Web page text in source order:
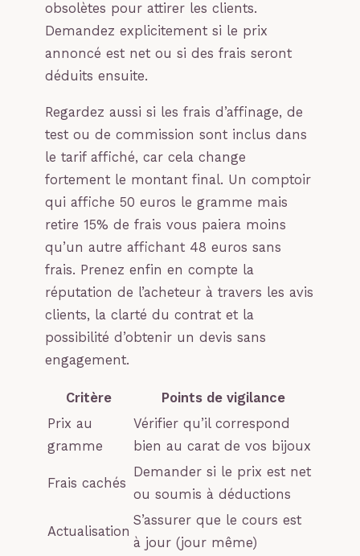
obsolètes pour attirer les clients.
Demandez explicitement si le prix
annoncé est net ou si des frais seront
déduits ensuite.
Regardez aussi si les frais d’affinage, de
test ou de commission sont inclus dans
le tarif affiché, car cela change
fortement le montant final. Un comptoir
qui affiche 50 euros le gramme mais
retire 15% de frais vous paiera moins
qu’un autre affichant 48 euros sans
frais. Prenez enfin en compte la
réputation de l’acheteur à travers les avis
clients, la clarté du contrat et la
possibilité d’obtenir un devis sans
engagement.
Critère
Points de vigilance
Prix au
gramme
Vérifier qu’il correspond
bien au carat de vos bijoux
Frais cachés
Demander si le prix est net
ou soumis à déductions
Actualisation
S’assurer que le cours est
à jour (jour même)